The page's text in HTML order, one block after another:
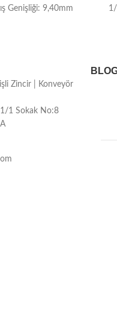
Genişliği: 9,40mm
Zincir | Konveyör
1 Sokak No:8